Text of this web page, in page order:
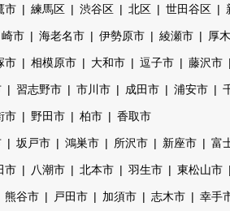
市 練馬区 渋谷区 北区 世田谷区
市 海老名市 伊勢原市 綾瀬市 厚
市 相模原市 大和市 逗子市 藤沢市
習志野市 市川市 成田市 浦安市
市 野田市 柏市 香取市
坂戸市 鴻巣市 所沢市 新座市 富
市 八潮市 北本市 羽生市 東松山市
熊谷市 戸田市 加須市 志木市 幸手